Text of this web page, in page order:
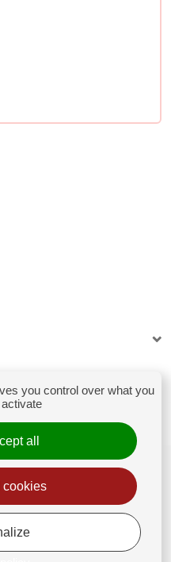
you control over what you
all
cookies